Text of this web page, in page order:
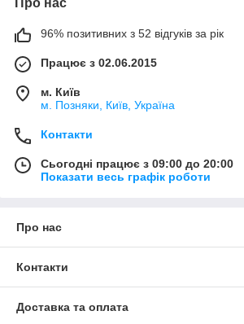
96% позитивних з 52 відгуків за рік
Працює з 02.06.2015
м. Київ
м. Позняки, Київ, Україна
Контакти
Сьогодні працює з 09:00 до 20:00
Показати весь графік роботи
Про нас
Контакти
Доставка та оплата